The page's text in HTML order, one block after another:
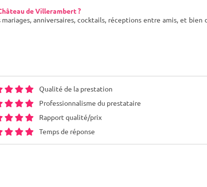
de Villerambert ?
anniversaires, cocktails, réceptions entre amis, et bien
Qualité de la prestation
Professionnalisme du prestataire
Rapport qualité/prix
Temps de réponse